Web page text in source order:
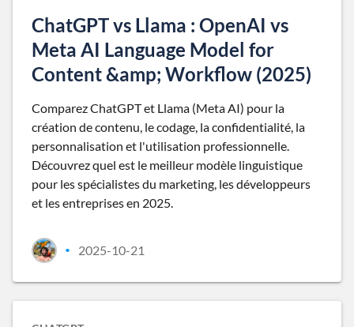
ChatGPT vs Llama : OpenAI vs
Meta AI Language Model for
Content &amp; Workflow (2025)
Comparez ChatGPT et Llama (Meta AI) pour la
création de contenu, le codage, la confidentialité, la
personnalisation et l'utilisation professionnelle.
Découvrez quel est le meilleur modèle linguistique
pour les spécialistes du marketing, les développeurs
et les entreprises en 2025.
• 2025-10-21